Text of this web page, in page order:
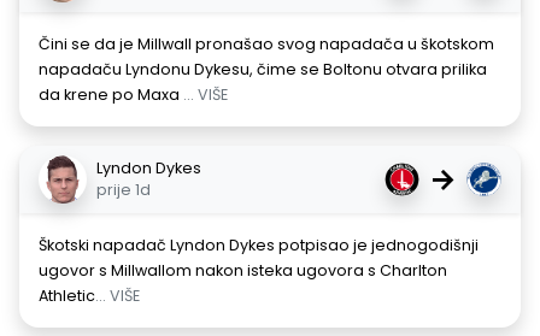
Čini se da je Millwall pronašao svog napadača u škotskom
napadaču Lyndonu Dykesu, čime se Boltonu otvara prilika
da krene po Maxa ... VIŠE
Lyndon Dykes
prije 1d
→
Škotski napadač Lyndon Dykes potpisao je jednogodišnji
ugovor s Millwallom nakon isteka ugovora s Charlton
Athletic... VIŠE